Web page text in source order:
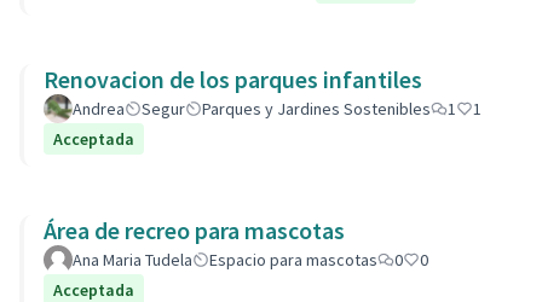
Renovacion de los parques infantiles
Andrea Segur Parques y Jardines Sostenibles 1
1
Acceptada
Área de recreo para mascotas
Ana Maria Tudela Espacio para mascotas 0
0
Acceptada